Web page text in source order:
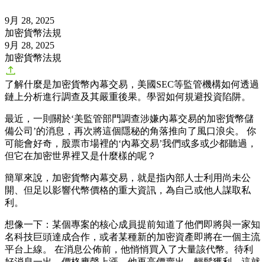
9月 28, 2025
加密貨幣法規
9月 28, 2025
加密貨幣法規
了解什麼是加密貨幣內幕交易，美國SEC等監管機構如何透過
鏈上分析進行調查及其嚴重後果。學習如何規避投資陷阱。
最近，一則關於‘美監管部門調查涉嫌內幕交易的加密貨幣儲
備公司’的消息，再次將這個隱秘的角落推向了風口浪尖。 你
可能會好奇，股票市場裡的‘內幕交易’我們或多或少都聽過，
但它在加密世界裡又是什麼樣的呢？
簡單來說，加密貨幣內幕交易，就是指內部人士利用尚未公
開、但足以影響代幣價格的重大資訊，為自己或他人謀取私
利。
想像一下：某個專案的核心成員提前知道了他們即將與一家知
名科技巨頭達成合作，或者某種新的加密資產即將在一個主流
平台上線。 在消息公佈前，他悄悄買入了大量該代幣。待利